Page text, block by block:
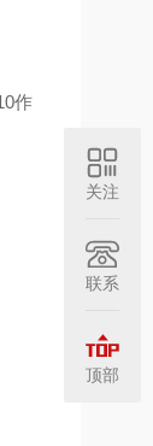
作
关注
联系
顶部